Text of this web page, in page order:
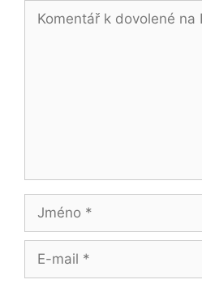
Komentář
Jméno